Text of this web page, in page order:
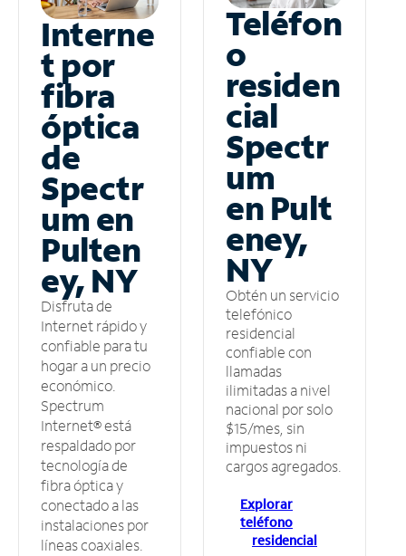
Interne
t por
fibra
óptica
de
Spectr
um en
Pulten
ey, NY
Disfruta de
Internet rápido y
confiable para tu
hogar a un precio
económico.
Spectrum
Internet® está
respaldado por
tecnología de
fibra óptica y
conectado a las
instalaciones por
líneas coaxiales.
Teléfon
o
residen
cial
Spectr
um
en Pult
eney,
NY
Obtén un servicio
telefónico
residencial
confiable con
llamadas
ilimitadas a nivel
nacional por solo
$15/mes, sin
impuestos ni
cargos agregados.
Explorar
teléfono
residencial